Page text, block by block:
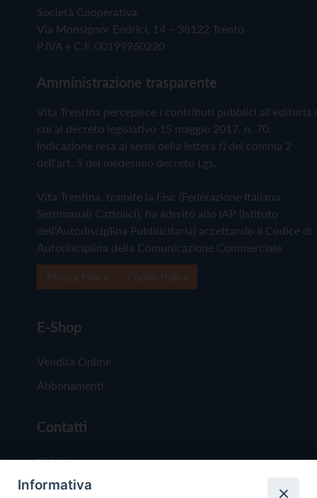
Società Cooperativa
Via Monsignor Endrici, 14 – 38122 Trento
P.IVA e C.F. 00199960220
Amministrazione trasparente
Vita Trentina percepisce i contributi pubblici all'editoria
cui al decreto legislativo 15 maggio 2017, n. 70.
Indicazione resa ai sensi della lettera f) del comma 2
dell'art. 5 del medesimo decreto Lgs.
Vita Trentina, tramite la Fisc (Federazione Italiana
Settimanali Cattolici), ha aderito allo IAP (Istituto
dell'Autodisciplina Pubblicitaria) accettando il Codice di
Autodisciplina della Comunicazione Commerciale
E-Shop
Vendita Online
Abbonamenti
Contatti
Chi Siamo
Redazione
Informativa